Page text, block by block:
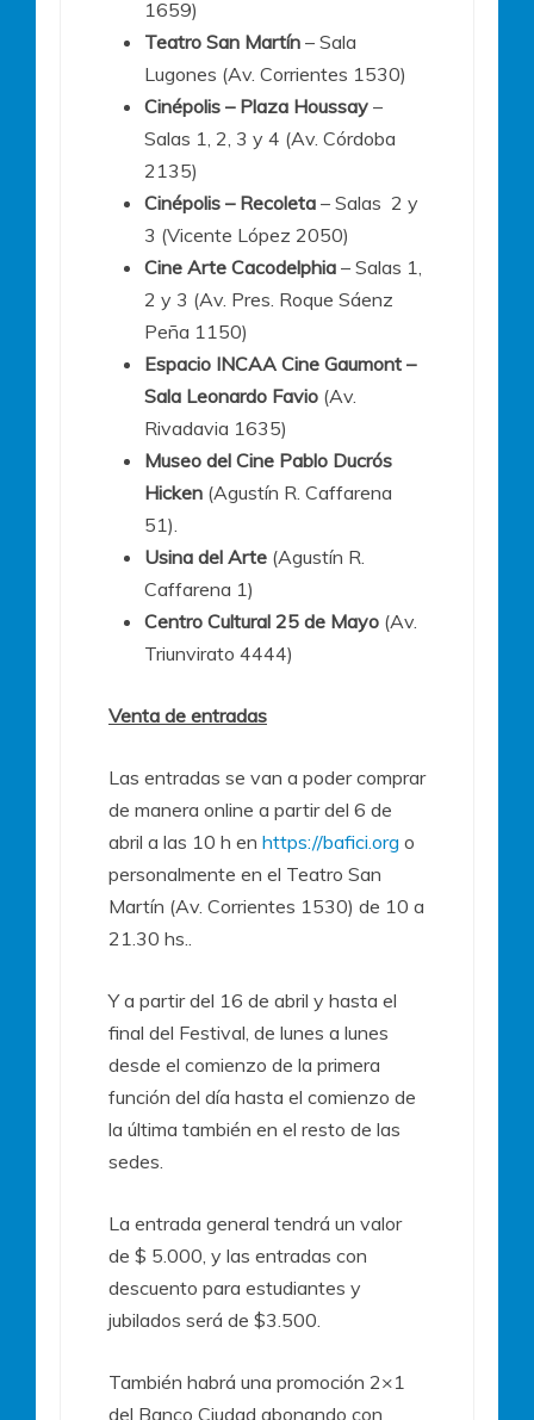
1659)
Teatro San Martín – Sala
Lugones (Av. Corrientes 1530)
Cinépolis – Plaza Houssay –
Salas 1, 2, 3 y 4 (Av. Córdoba
2135)
Cinépolis – Recoleta – Salas 2 y
3 (Vicente López 2050)
Cine Arte Cacodelphia – Salas 1,
2 y 3 (Av. Pres. Roque Sáenz
Peña 1150)
Espacio INCAA Cine Gaumont –
Sala Leonardo Favio (Av.
Rivadavia 1635)
Museo del Cine Pablo Ducrós
Hicken (Agustín R. Caffarena
51).
Usina del Arte (Agustín R.
Caffarena 1)
Centro Cultural 25 de Mayo (Av.
Triunvirato 4444)
Venta de entradas
Las entradas se van a poder comprar
de manera online a partir del 6 de
abril a las 10 h en https://bafici.org o
personalmente en el Teatro San
Martín (Av. Corrientes 1530) de 10 a
21.30 hs..
Y a partir del 16 de abril y hasta el
final del Festival, de lunes a lunes
desde el comienzo de la primera
función del día hasta el comienzo de
la última también en el resto de las
sedes.
La entrada general tendrá un valor
de $ 5.000, y las entradas con
descuento para estudiantes y
jubilados será de $3.500.
También habrá una promoción 2×1
del Banco Ciudad abonando con